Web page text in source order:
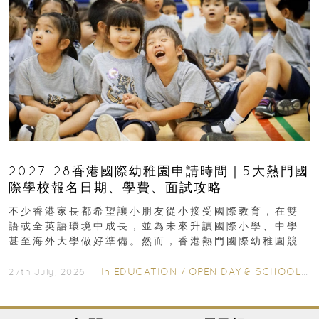
2027-28香港國際幼稚園申請時間｜5大熱門國
際學校報名日期、學費、面試攻略
不少香港家長都希望讓小朋友從小接受國際教育，在雙
語或全英語環境中成長，並為未來升讀國際小學、中學
甚至海外大學做好準備。然而，香港熱門國際幼稚園競
27th July, 2026 ｜ In EDUCATION / OPEN DAY & SCHOOL EVENTS